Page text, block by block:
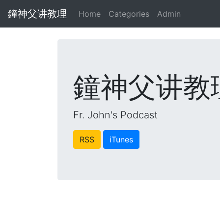
鐘神父讲教理 Home Categories Admin
鐘神父讲教
Fr. John's Podcast
RSS iTunes